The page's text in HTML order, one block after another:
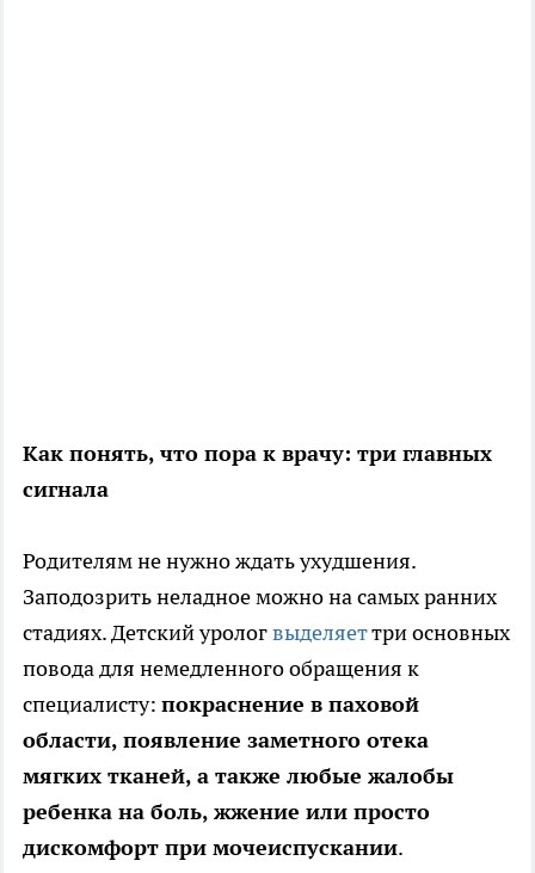
Как понять, что пора к врачу: три главных
сигнала
Родителям не нужно ждать ухудшения.
Заподозрить неладное можно на самых ранних
стадиях. Детский урологвыделяеттри основных
повода для немедленного обращения к
специалисту: покраснение в паховой
области, появление заметного отека
мягких тканей, а также любые жалобы
ребенка на боль, жжение или просто
дискомфорт при мочеиспускании.